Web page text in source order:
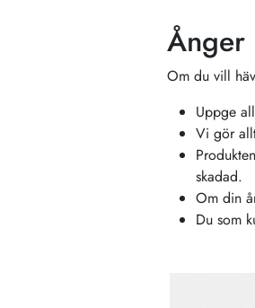
Ånger
Om du vill
Uppge
Vi gör
skadad.
Om din
Du som